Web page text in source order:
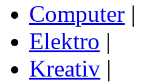
Computer |
Elektro |
Kreativ |